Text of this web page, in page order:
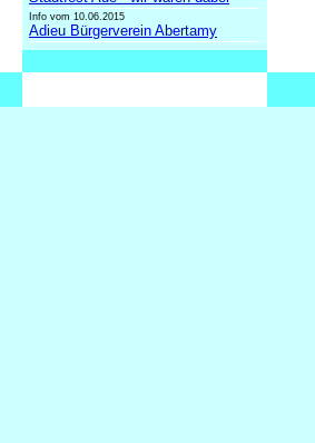
Info vom 10.06.2015
Adieu Bürgerverein Abertamy